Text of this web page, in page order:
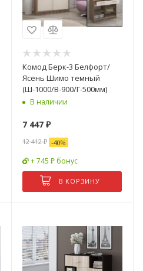
Комод Берк-3 Белфорт/
Ясень Шимо темный
(Ш-1000/В-900/Г-500мм)
В наличии
7 447₽
12 412₽ -40%
+ 745 ₽ бонус
В КОРЗИНУ